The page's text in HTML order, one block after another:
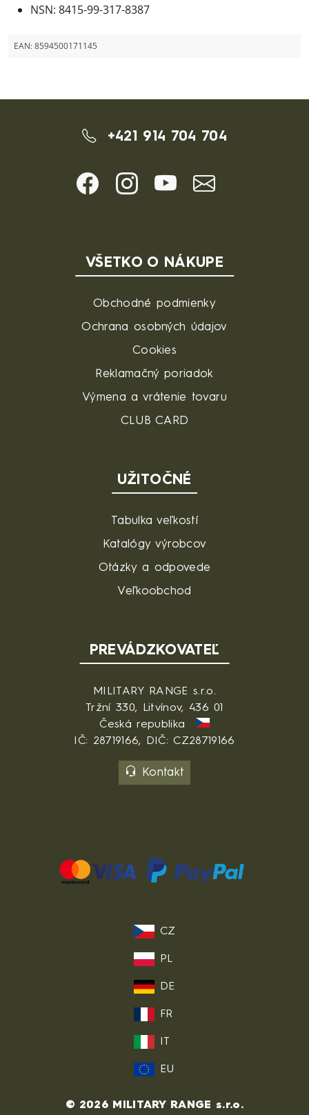
NSN: 8415-99-317-8387
EAN:8594500171145
+421 914 704 704
VŠETKO O NÁKUPE
Obchodné podmienky
Ochrana osobných údajov
Cookies
Reklamačný poriadok
Výmena a vrátenie tovaru
CLUB CARD
UŽITOČNÉ
Tabulka veľkostí
Katalógy výrobcov
Otázky a odpovede
Veľkoobchod
PREVÁDZKOVATEĽ
MILITARY RANGE s.r.o.
Tržní 330, Litvínov, 436 01
Česká republika
IČ: 28719166, DIČ: CZ28719166
Kontakt
CZ
PL
DE
FR
EU
© 2026 MILITARY RANGE s.r.o.